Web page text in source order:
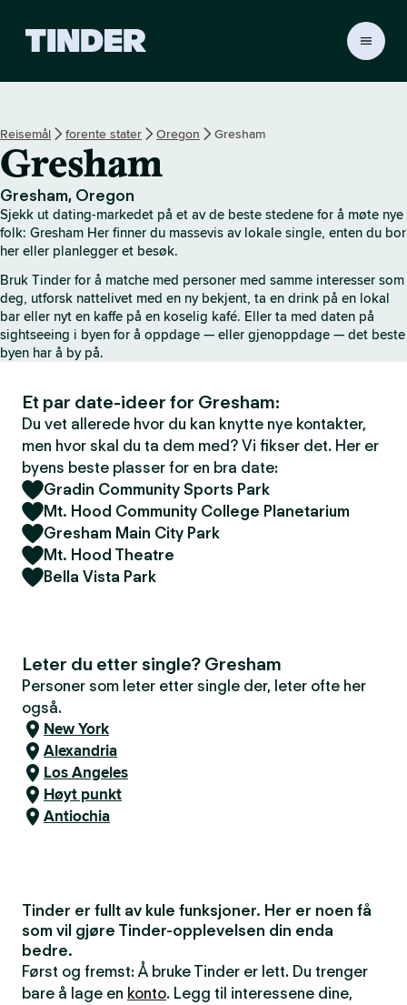
r
s
h
e
m
m
s
i
d
e
Reisemål forente stater Oregon Gresham
Gresham
Gresham, Oregon
Sjekk ut dating-markedet på et av de beste stedene for å møte nye
folk: Gresham Her finner du massevis av lokale single, enten du bor
her eller planlegger et besøk.
Bruk Tinder for å matche med personer med samme interesser som
deg, utforsk nattelivet med en ny bekjent, ta en drink på en lokal
bar eller nyt en kaffe på en koselig kafé. Eller ta med daten på
sightseeing i byen for å oppdage — eller gjenoppdage — det beste
byen har å by på.
Et par date-ideer for Gresham:
Du vet allerede hvor du kan knytte nye kontakter,
men hvor skal du ta dem med? Vi fikser det. Her er
byens beste plasser for en bra date:
Gradin Community Sports Park
Mt. Hood Community College Planetarium
Gresham Main City Park
Mt. Hood Theatre
Bella Vista Park
Leter du etter single? Gresham
Personer som leter etter single der, leter ofte her
også.
New York
Alexandria
Los Angeles
Høyt punkt
Antiochia
Tinder er fullt av kule funksjoner. Her er noen få
som vil gjøre Tinder-opplevelsen din enda
bedre.
Først og fremst: Å bruke Tinder er lett. Du trenger
bare å lage en konto. Legg til interessene dine,